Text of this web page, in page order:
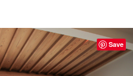
Save